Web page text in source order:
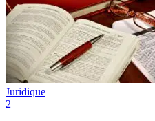
Juridique
2